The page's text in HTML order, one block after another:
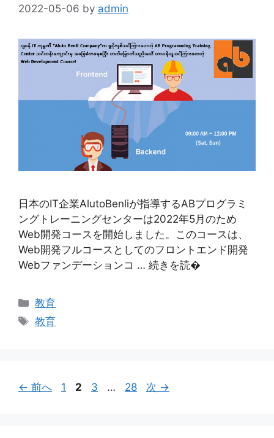
2022-05-06 by admin
日本のIT企業AlutoBenliが指導するABプログラミ
ングトレーニングセンターは2022年5月のため
Web開発コースを開始しました。このコースは、
Web開発フルコースとしてのフロントエンド開発
Webファンデーションコ … 続きを読�
カ
テ
ゴ
教育
タ
教育
← 前へ
ペ
1
ペ
2
ペ
3 …
ペ
28 次 →